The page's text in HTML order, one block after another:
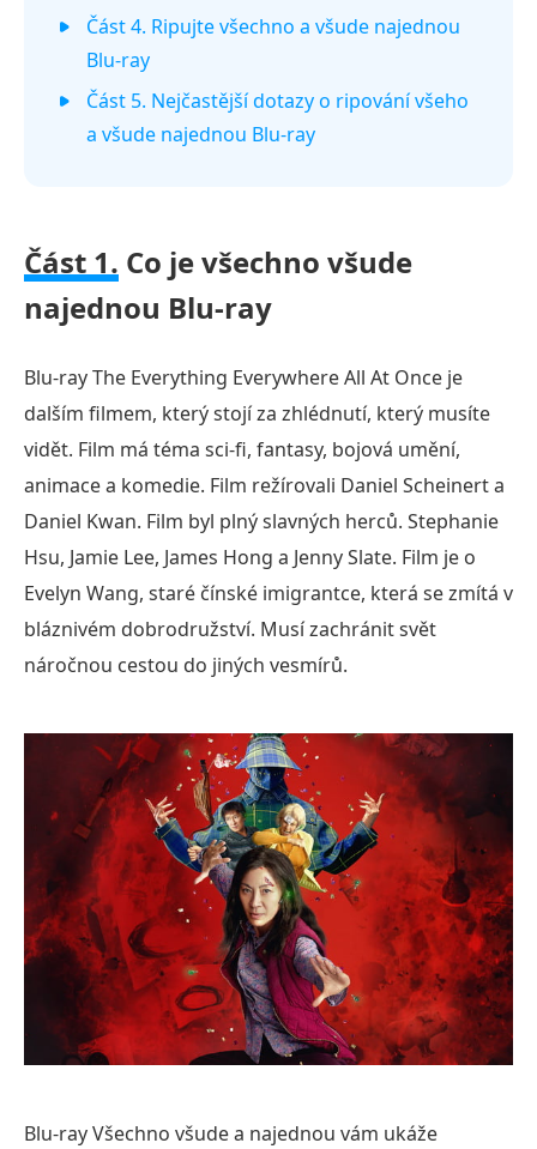
Část 4. Ripujte všechno a všude najednou
Blu-ray
Část 5. Nejčastější dotazy o ripování všeho
a všude najednou Blu-ray
Část 1. Co je všechno všude
najednou Blu-ray
Blu-ray The Everything Everywhere All At Once je
dalším filmem, který stojí za zhlédnutí, který musíte
vidět. Film má téma sci-fi, fantasy, bojová umění,
animace a komedie. Film režírovali Daniel Scheinert a
Daniel Kwan. Film byl plný slavných herců. Stephanie
Hsu, Jamie Lee, James Hong a Jenny Slate. Film je o
Evelyn Wang, staré čínské imigrantce, která se zmítá v
bláznivém dobrodružství. Musí zachránit svět
náročnou cestou do jiných vesmírů.
Blu-ray Všechno všude a najednou vám ukáže